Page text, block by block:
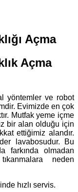
Açma
Açma
yöntemler ve robot
Evimizde en çok
Mutfak yeme içme
bir alan olduğu için
ettiğimiz alandır.
lavabosudur. Bu
farkında olmadan
neden
hızlı servis.